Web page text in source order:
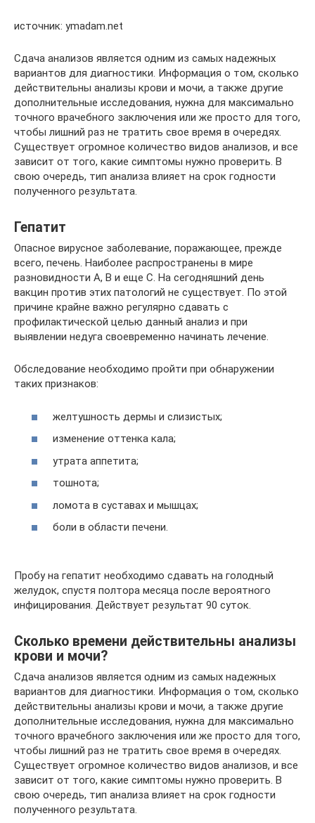
источник: ymadam.net
Сдача анализов является одним из самых надежных
вариантов для диагностики. Информация о том, сколько
действительны анализы крови и мочи, а также другие
дополнительные исследования, нужна для максимально
точного врачебного заключения или же просто для того,
чтобы лишний раз не тратить свое время в очередях.
Существует огромное количество видов анализов, и все
зависит от того, какие симптомы нужно проверить. В
свою очередь, тип анализа влияет на срок годности
полученного результата.
Гепатит
Опасное вирусное заболевание, поражающее, прежде
всего, печень. Наиболее распространены в мире
разновидности А, В и еще С. На сегодняшний день
вакцин против этих патологий не существует. По этой
причине крайне важно регулярно сдавать с
профилактической целью данный анализ и при
выявлении недуга своевременно начинать лечение.
Обследование необходимо пройти при обнаружении
таких признаков:
желтушность дермы и слизистых;
изменение оттенка кала;
утрата аппетита;
тошнота;
ломота в суставах и мышцах;
боли в области печени.
Пробу на гепатит необходимо сдавать на голодный
желудок, спустя полтора месяца после вероятного
инфицирования. Действует результат 90 суток.
Сколько времени действительны анализы
крови и мочи?
Сдача анализов является одним из самых надежных
вариантов для диагностики. Информация о том, сколько
действительны анализы крови и мочи, а также другие
дополнительные исследования, нужна для максимально
точного врачебного заключения или же просто для того,
чтобы лишний раз не тратить свое время в очередях.
Существует огромное количество видов анализов, и все
зависит от того, какие симптомы нужно проверить. В
свою очередь, тип анализа влияет на срок годности
полученного результата.